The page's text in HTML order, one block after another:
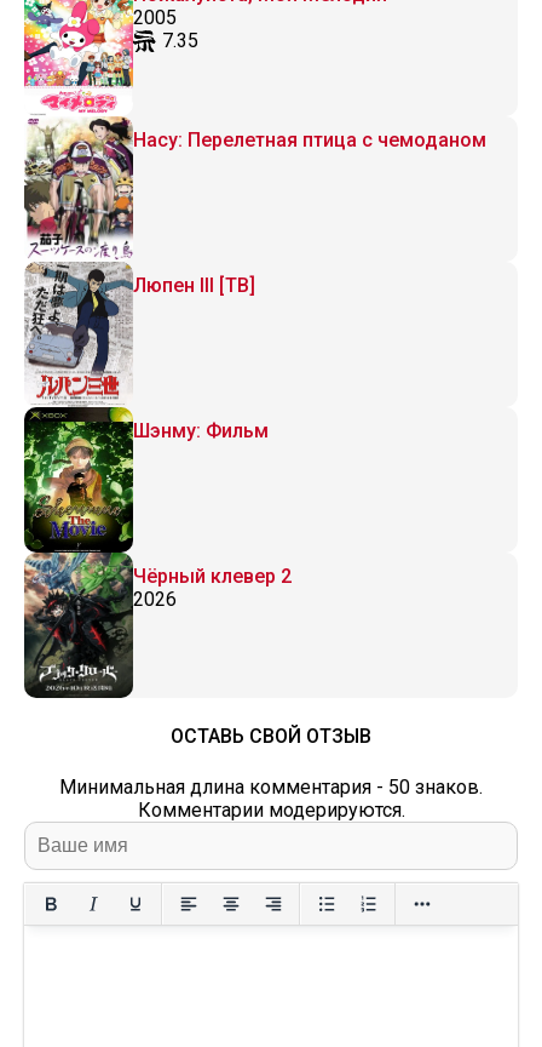
2005
7.35
Насу: Перелетная птица с чемоданом
Люпен III [ТВ]
Шэнму: Фильм
Чёрный клевер 2
2026
ОСТАВЬ СВОЙ ОТЗЫВ
Минимальная длина комментария - 50 знаков.
Комментарии модерируются.